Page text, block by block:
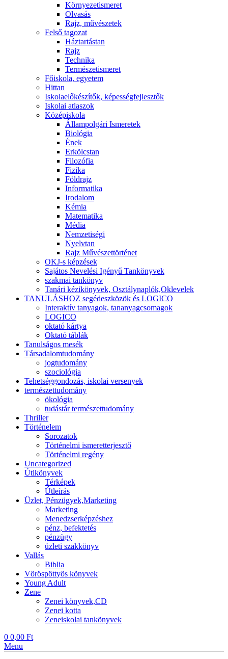
Környezetismeret
Olvasás
Rajz, művészetek
Felső tagozat
Háztartástan
Rajz
Technika
Természetismeret
Főiskola, egyetem
Hittan
Iskolaelőkészítők, képességfejlesztők
Iskolai atlaszok
Középiskola
Állampolgári Ismeretek
Biológia
Ének
Erkölcstan
Filozófia
Fizika
Földrajz
Informatika
Irodalom
Kémia
Matematika
Média
Nemzetiségi
Nyelvtan
Rajz Művészettörténet
OKJ-s képzések
Sajátos Nevelési Igényű Tankönyvek
szakmai tankönyv
Tanári kézikönyvek, Osztálynaplók,Oklevelek
TANULÁSHOZ segédeszközök és LOGICO
Interaktív tanyagok, tananyagcsomagok
LOGICO
oktató kártya
Oktató táblák
Tanulságos mesék
Társadalomtudomány
jogtudomány
szociológia
Tehetséggondozás, iskolai versenyek
természettudomány
ökológia
tudástár természettudomány
Thriller
Történelem
Sorozatok
Történelmi ismeretterjesztő
Történelmi regény
Uncategorized
Útikönyvek
Térképek
Útleírás
Üzlet, Pénzügyek,Marketing
Marketing
Menedzserképzéshez
pénz, befektetés
pénzügy
üzleti szakkönyv
Vallás
Biblia
Vöröspöttyös könyvek
Young Adult
Zene
Zenei könyvek,CD
Zenei kotta
Zeneiskolai tankönyvek
0 0,00 Ft
Menu